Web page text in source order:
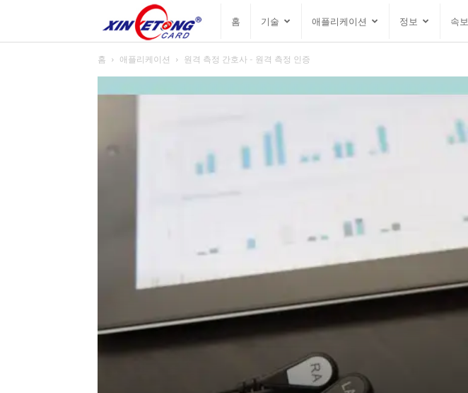
예
홈 기술 애플리케이션 정보 속보
홈 애플리케이션 원격 측정 간호사 - 원격 측정 인증